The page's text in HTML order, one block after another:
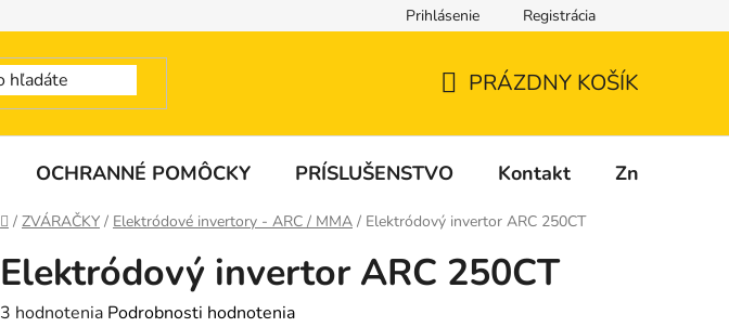
Prihlásenie Registrácia
KOŠÍK
PRÁZDNY KOŠÍK
OCHRANNÉ POMÔCKY PRÍSLUŠENSTVO Kontakt Značky
Domov
/ ZVÁRAČKY / Elektródové invertory - ARC / MMA / Elektródový invertor ARC 250CT
Elektródový invertor ARC 250CT
Priemerné
3 hodnotenia Podrobnosti hodnotenia